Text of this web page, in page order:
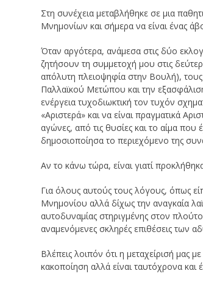
Στη συνέχεια μεταβλήθηκε σε μια
Μνημονίων και σήμερα να είναι ένας
Όταν αργότερα, ανάμεσα στις δύο
ζητήσουν τη συμμετοχή μου στις
απόλυτη πλειοψηφία στην Βουλή),
Παλλαϊκού Μετώπου και την
ενέργεια τυχοδιωκτική τον τυχόν
«Αριστερά» και να είναι πραγματικά
αγώνες, από τις θυσίες και το αίμα
δημοσιοποίησα το περιεχόμενο της
Αν το κάνω τώρα, είναι γιατί
Για όλους αυτούς τους λόγους, όπως
Μνημονίου αλλά δίχως την αναγκαία
αυτοδυναμίας στηριγμένης στον
αναμενόμενες σκληρές επιθέσεις
Βλέπεις λοιπόν ότι η μεταχείρισή
κακοποίηση αλλά είναι ταυτόχρονα